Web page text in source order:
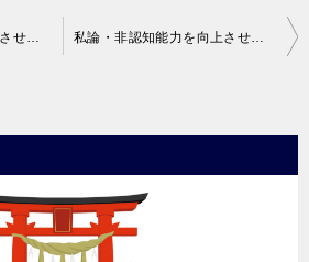
私論・非認知能力を向上させる方法 2 私論・非認知能力を向上させる方法 4